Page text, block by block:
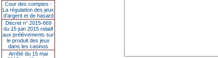
Cour des comptes -
La régulation des jeux
d’argent et de hasard
Décret n° 2015-669
du 15 juin 2015 relatif
aux prélèvements sur
le produit des jeux
dans les casinos
Arrêté du 15 mai